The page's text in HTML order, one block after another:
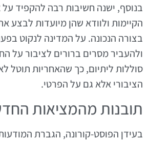
בנוסף, ישנה חשיבות רבה להקפיד
הקיימות ולוודא שהן מיועדות לבצע
בצורה הנכונה. על המדינה לנקוט
ולהעביר מסרים ברורים לציבור על
סוללות ליתיום, כך שהאחריות תוטל
הציבורי אלא גם על הפרטי.
תובנות מהמציאות
בעידן הפוסט-קורונה, הגברת